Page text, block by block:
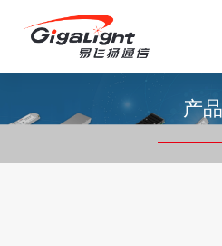
开放光网络器件的向导
产品